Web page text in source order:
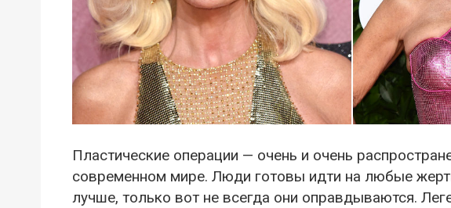
Пластические операции — очень и очень
современном мире. Люди готовы идти на любые
лучше, только вот не всегда они оправдываются.